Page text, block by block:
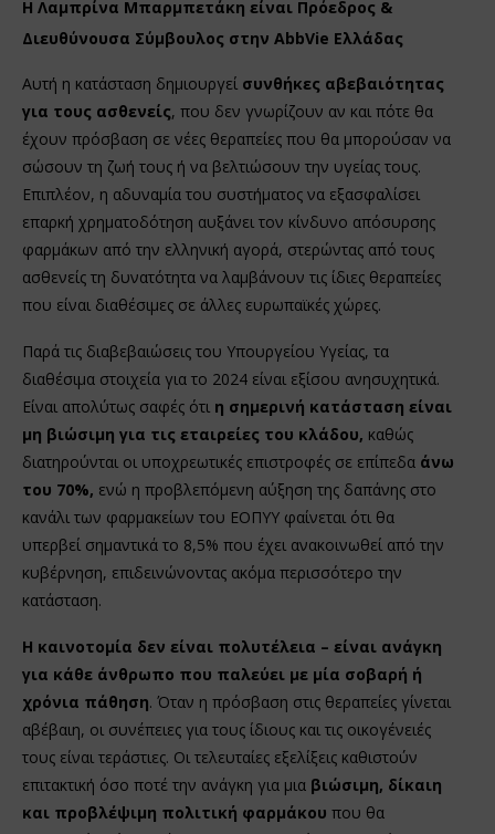
Η Λαμπρίνα Μπαρμπετάκη είναι Πρόεδρος &
Διευθύνουσα Σύμβουλος στην AbbVie Ελλάδας
Αυτή η κατάσταση δημιουργεί συνθήκες αβεβαιότητας
για τους ασθενείς, που δεν γνωρίζουν αν και πότε θα
έχουν πρόσβαση σε νέες θεραπείες που θα μπορούσαν να
σώσουν τη ζωή τους ή να βελτιώσουν την υγείας τους.
Επιπλέον, η αδυναμία του συστήματος να εξασφαλίσει
επαρκή χρηματοδότηση αυξάνει τον κίνδυνο απόσυρσης
φαρμάκων από την ελληνική αγορά, στερώντας από τους
ασθενείς τη δυνατότητα να λαμβάνουν τις ίδιες θεραπείες
που είναι διαθέσιμες σε άλλες ευρωπαϊκές χώρες.
Παρά τις διαβεβαιώσεις του Υπουργείου Υγείας, τα
διαθέσιμα στοιχεία για το 2024 είναι εξίσου ανησυχητικά.
Είναι απολύτως σαφές ότι η σημερινή κατάσταση είναι
μη βιώσιμη για τις εταιρείες του κλάδου, καθώς
διατηρούνται οι υποχρεωτικές επιστροφές σε επίπεδα άνω
του 70%, ενώ η προβλεπόμενη αύξηση της δαπάνης στο
κανάλι των φαρμακείων του ΕΟΠΥΥ φαίνεται ότι θα
υπερβεί σημαντικά το 8,5% που έχει ανακοινωθεί από την
κυβέρνηση, επιδεινώνοντας ακόμα περισσότερο την
κατάσταση.
Η καινοτομία δεν είναι πολυτέλεια – είναι ανάγκη
για κάθε άνθρωπο που παλεύει με μία σοβαρή ή
χρόνια πάθηση. Όταν η πρόσβαση στις θεραπείες γίνεται
αβέβαιη, οι συνέπειες για τους ίδιους και τις οικογένειές
τους είναι τεράστιες. Οι τελευταίες εξελίξεις καθιστούν
επιτακτική όσο ποτέ την ανάγκη για μια βιώσιμη, δίκαιη
και προβλέψιμη πολιτική φαρμάκου που θα